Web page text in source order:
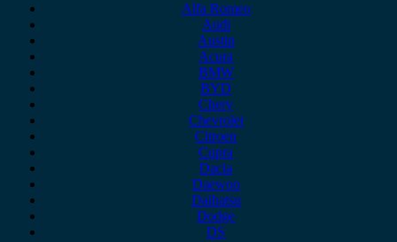
Alfa Romeo
Audi
Austin
Acura
BMW
BYD
Chery
Chevrolet
Citroen
Cupra
Dacia
Daewoo
Daihatsu
Dodge
DS